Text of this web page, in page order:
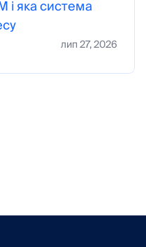
і яка система
лип 27, 2026